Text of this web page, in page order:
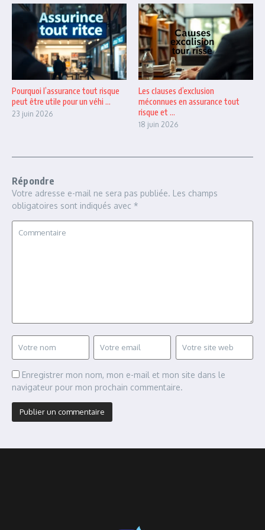
Pourquoi l’assurance tout risque
peut être utile pour un véhi ...
23 juin 2026
Les clauses d’exclusion
méconnues en assurance tout
risque et ...
18 juin 2026
Répondre
Votre adresse e-mail ne sera pas publiée. Les champs
obligatoires sont indiqués avec *
Enregistrer mon nom, mon e-mail et mon site dans le
navigateur pour mon prochain commentaire.